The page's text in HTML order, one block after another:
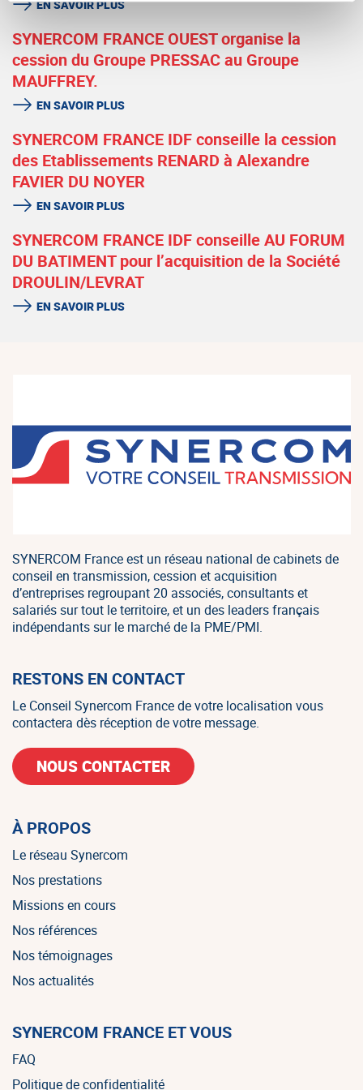
EN SAVOIR PLUS
SYNERCOM FRANCE OUEST organise la
cession du Groupe PRESSAC au Groupe
MAUFFREY.
EN SAVOIR PLUS
SYNERCOM FRANCE IDF conseille la cession
des Etablissements RENARD à Alexandre
FAVIER DU NOYER
EN SAVOIR PLUS
SYNERCOM FRANCE IDF conseille AU FORUM
DU BATIMENT pour l’acquisition de la Société
DROULIN/LEVRAT
EN SAVOIR PLUS
SYNERCOM France est un réseau national de cabinets de
conseil en transmission, cession et acquisition
d’entreprises regroupant 20 associés, consultants et
salariés sur tout le territoire, et un des leaders français
indépendants sur le marché de la PME/PMI.
RESTONS EN CONTACT
Le Conseil Synercom France de votre localisation vous
contactera dès réception de votre message.
NOUS CONTACTER
À PROPOS
Le réseau Synercom
Nos prestations
Missions en cours
Nos références
Nos témoignages
Nos actualités
SYNERCOM FRANCE ET VOUS
FAQ
Politique de confidentialité